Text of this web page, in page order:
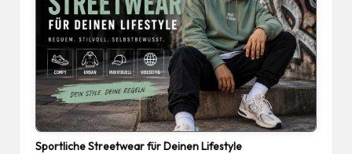
Sportliche Streetwear für Deinen Lifestyle